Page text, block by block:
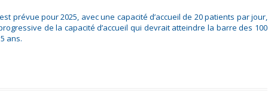
prévue pour 2025, avec une capacité d’accueil de 20 patients par jour,
de la capacité d’accueil qui devrait atteindre la barre des 100
ans.